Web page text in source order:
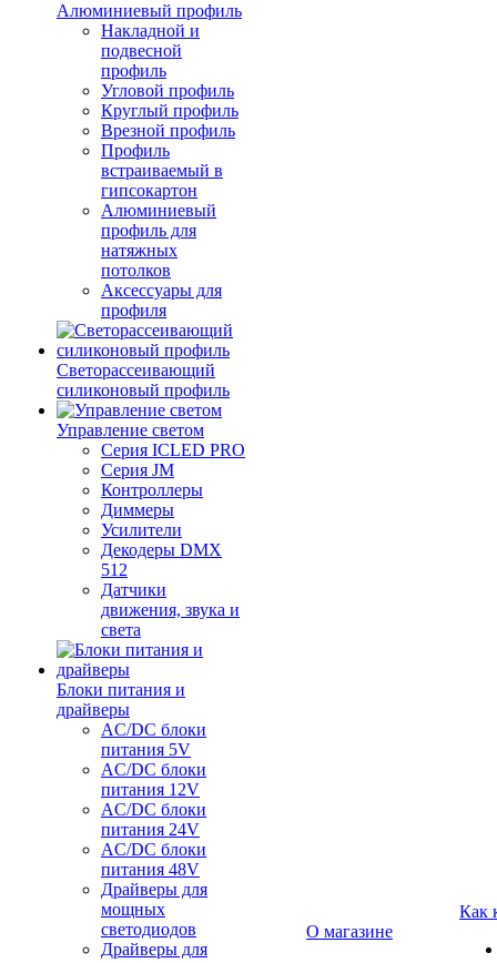
Алюминиевый профиль
Накладной и
подвесной
профиль
Угловой профиль
Круглый профиль
Врезной профиль
Профиль
встраиваемый в
гипсокартон
Алюминиевый
профиль для
натяжных
потолков
Аксессуары для
профиля
Светорассеивающий
силиконовый профиль
Управление светом
Серия ICLED PRO
Серия JM
Контроллеры
Диммеры
Усилители
Декодеры DMX
512
Датчики
движения, звука и
света
Блоки питания и
драйверы
AC/DC блоки
питания 5V
AC/DC блоки
питания 12V
AC/DC блоки
питания 24V
AC/DC блоки
питания 48V
Драйверы для
мощных
светодиодов
Драйверы для
О магазине
Как